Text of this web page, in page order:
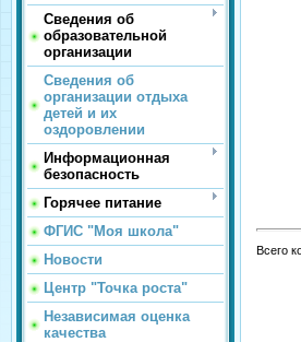
Сведения об
образовательной
организации
Сведения об
организации отдыха
детей и их
оздоровлении
Информационная
безопасность
Горячее питание
ФГИС "Моя школа"
Новости
Центр "Точка роста"
Независимая оценка
качества
Всего